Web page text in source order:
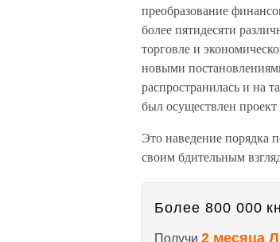
преобразование
более пятидесяти
торговле и
новыми
распространилась и на
был осуществлен
Это наведение порядка
своим бдительным
Более 800 000
Получи 2 месяца